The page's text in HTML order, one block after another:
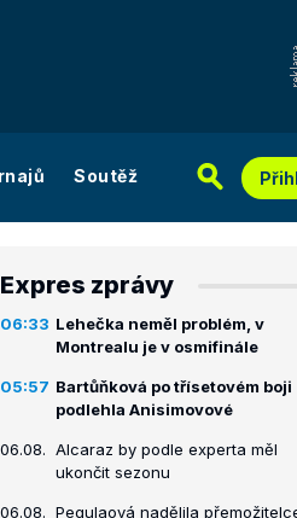
Soutěž
Expres zprávy
06:33 Lehečka neměl problém, v
Montrealu je v osmifinále
05:57 Bartůňková po třísetovém boji
podlehla Anisimovové
06.08. Alcaraz by podle experta měl
ukončit sezonu
06.08. Pegulaová nadělila